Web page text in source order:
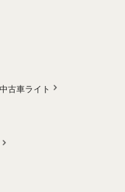
古車ライト